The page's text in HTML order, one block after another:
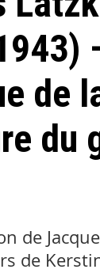
de
du
de
de